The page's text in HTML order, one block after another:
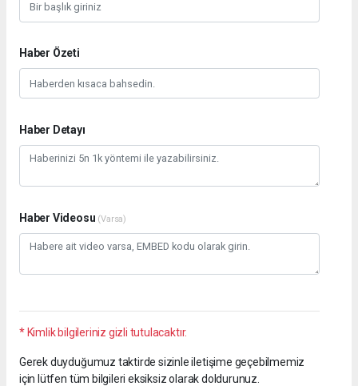
Haber Özeti
Haber Detayı
Haber Videosu (Varsa)
* Kimlik bilgileriniz gizli tutulacaktır.
Gerek duyduğumuz taktirde sizinle iletişime geçebilmemiz
için lütfen tüm bilgileri eksiksiz olarak doldurunuz.